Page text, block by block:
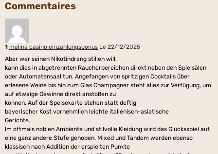
Commentaires
1 malina casino einzahlungsbonus Le 22/12/2025
Aber wer seinen Nikotindrang stillen will,
kann dies in abgetrennten Raucherbereichen direkt neben den Spielsälen
oder Automatensaal tun. Angefangen von spritzigen Cocktails über
erlesene Weine bis hin zum Glas Champagner steht alles zur Verfügung, um
auf etwaige Gewinne direkt anstoßen zu
können. Auf der Speisekarte stehen statt deftig
bayerischer Kost vornehmlich leichte italienisch-asiatische
Gerichte.
Im oftmals noblen Ambiente und stilvolle Kleidung wird das Glücksspiel auf
eine ganz andere Stufe gehoben. Mixed und Tandem werden ebenso
klassisch nach Addition der erspielten Punkte